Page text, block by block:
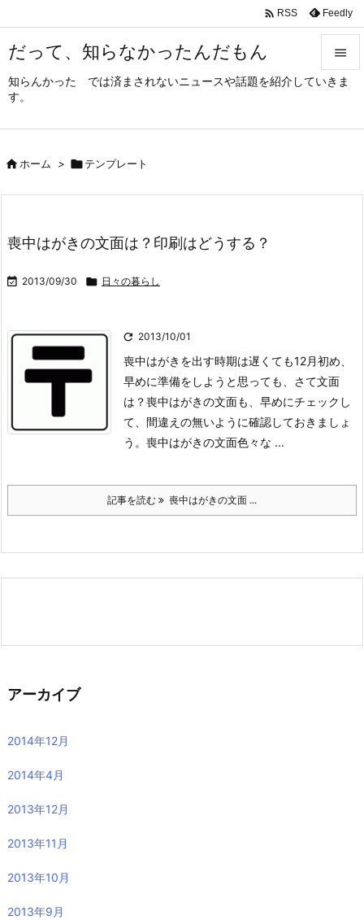
だって、知らなかったんだもん
知らんかった では済まされないニュースや話題を紹介していきま
す。



 RSS Feedly
ホーム > テンプレート
喪中はがきの文面は？印刷はどうする？
 2013/09/30  日々の暮らし
 2013/10/01
喪中はがきを出す時期は遅くても12月初め、
早めに準備をしようと思っても、さて文面
は？喪中はがきの文面も、早めにチェックし
て、 間違えの無いように確認しておきましょ
う。 喪中はがきの文面色々な ...
記事を読む 喪中はがきの文面 ...
アーカイブ
2014年12月
2014年4月
2013年12月
2013年11月
2013年10月
2013年9月